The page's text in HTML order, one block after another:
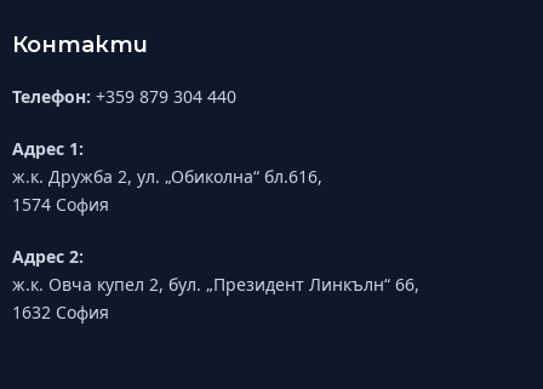
Контакти
Телефон: +359 879 304 440
Адрес 1:
ж.к. Дружба 2, ул. „Обиколна“ бл.616,
1574 София
Адрес 2:
ж.к. Овча купел 2, бул. „Президент Линкълн“ 66,
1632 София